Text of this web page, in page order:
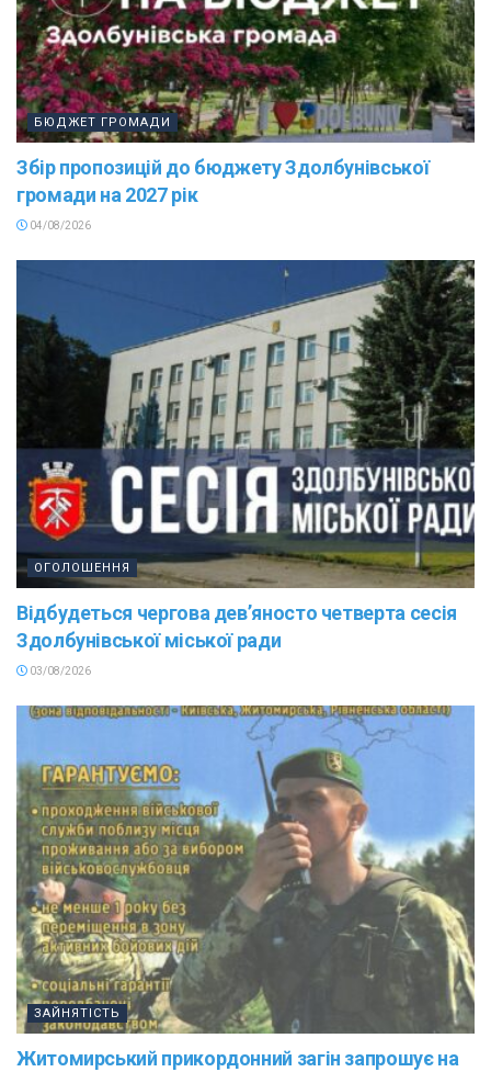
БЮДЖЕТ ГРОМАДИ
Збір пропозицій до бюджету Здолбунівської
громади на 2027 рік
04/08/2026
ОГОЛОШЕННЯ
Відбудеться чергова дев’яносто четверта сесія
Здолбунівської міської ради
03/08/2026
ЗАЙНЯТІСТЬ
Житомирський прикордонний загін запрошує на